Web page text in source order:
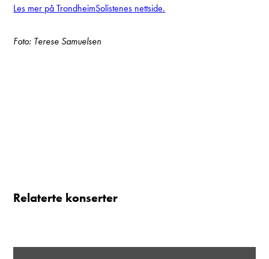
Les mer på TrondheimSolistenes nettside.
Foto: Terese Samuelsen
Relaterte konserter